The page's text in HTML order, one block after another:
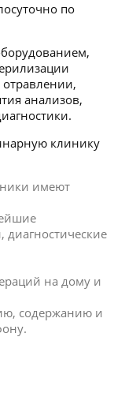
по
анализов,
клинику
имеют
на дому и
содержанию и